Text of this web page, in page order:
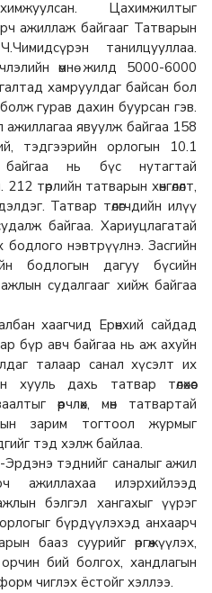
Цахимжилтыг
ажиллаж байгааг Татварын
танилцууллаа.
өмнө жилд 5000-6000
хамруулдаг байсан бол
гурав дахин буурсан гэв.
явуулж байгаа 158
тэдгээрийн орлогын 10.1
нь бүс нутагтай
төрлийн татварын хөнгөлөлт,
Татвар төлөгчдийн илүү
байгаа. Хариуцлагатай
бодлого нэвтрүүлнэ. Засгийн
бодлогын дагуу бүсийн
судалгааг хийж байгаа
хаагчид Ерөнхий сайдад
бүр авч байгаа нь аж ахуйн
талаар санал хүсэлт их
дахь татвар төлөхөөс
өөрчлөх, мөн татвартай
зарим тогтоол журмыг
тэд хэлж байлаа.
тэднийг саналыг ажил
ажиллахаа илэрхийлээд
бэлгэл хангахыг үүрэг
бүрдүүлэхэд анхаарч
бааз суурийг өргөжүүлэх,
орчин бий болгох, хандлагын
чиглэх ёстойг хэллээ.